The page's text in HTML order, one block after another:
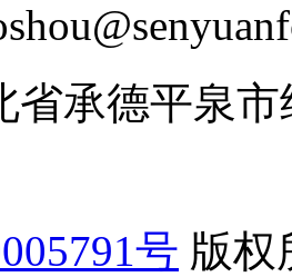
省承德平泉
号 版权